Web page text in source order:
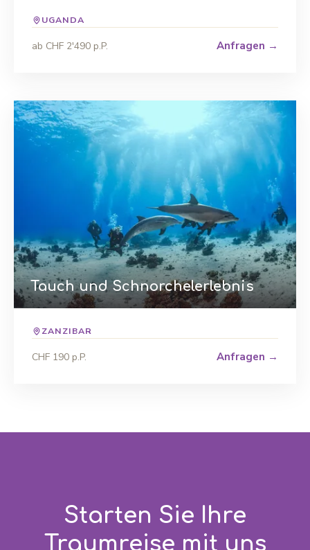
UGANDA
ab CHF 2'490 p.P. Anfragen →
Tauch und Schnorchelerlebnis
ZANZIBAR
CHF 190 p.P. Anfragen →
Starten Sie Ihre
Traumreise mit uns